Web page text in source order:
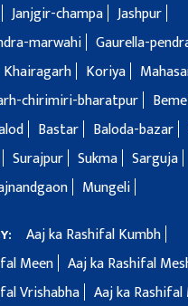
Janjgir-champa Jashpur
marwahi Gaurella-
Khairagarh Koriya
chirimiri-bharatpur
Bastar Baloda-bazar
Surajpur Sukma Sarguja
Mungeli
Aaj ka Rashifal Kumbh
Meen Aaj ka Rashifal
Vrishabha Aaj ka